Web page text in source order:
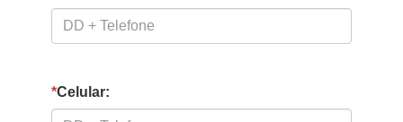
*Celular: